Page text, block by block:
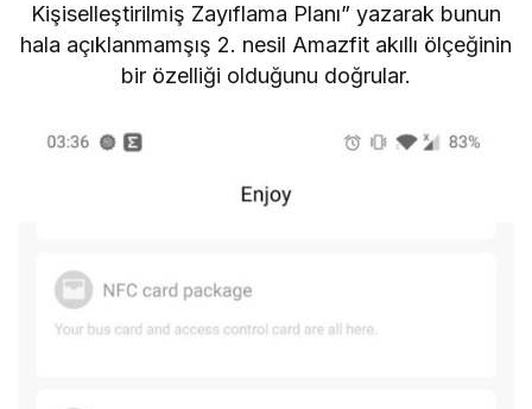
Kişiselleştirilmiş Zayıflama Planı” yazarak bunun
hala açıklanmamşış 2. nesil Amazfit akıllı ölçeğinin
bir özelliği olduğunu doğrular.